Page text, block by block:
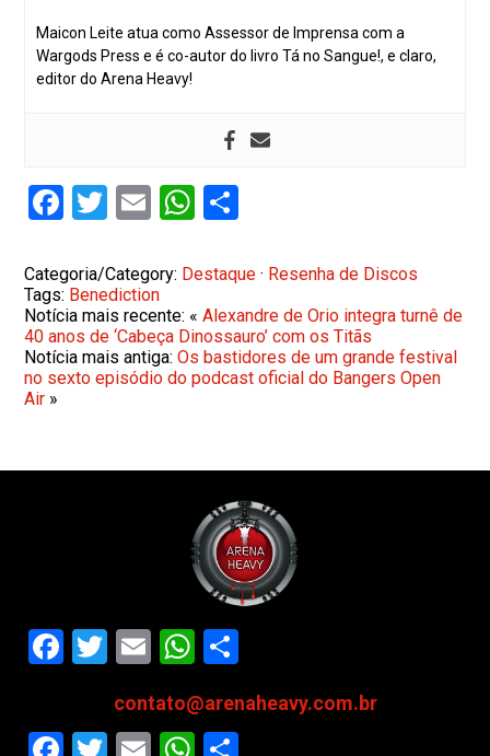
Maicon Leite atua como Assessor de Imprensa com a
Wargods Press e é co-autor do livro Tá no Sangue!, e claro,
editor do Arena Heavy!
Facebook
Twitter
EmailWhatsApp
Categoria/Category: Destaque · Resenha de Discos
Tags: Benediction
Notícia mais recente: «Alexandre de Orio integra turnê de
40 anos de ‘Cabeça Dinossauro’ com os Titãs
Notícia mais antiga:Os bastidores de um grande festival
no sexto episódio do podcast oficial do Bangers Open
Air »
Facebook
Twitter
EmailWhatsApp
contato@arenaheavy.com.br